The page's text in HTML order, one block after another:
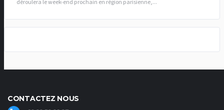
déroulera le week-end prochain en région parisienne,...
CONTACTEZ NOUS